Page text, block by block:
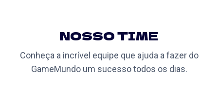
NOSSO TIME
Conheça a incrível equipe que ajuda a fazer do
GameMundo um sucesso todos os dias.